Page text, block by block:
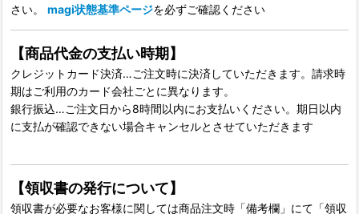
さい。 magi状態基準ページを必ずご確認ください
【商品代金の支払い時期】
クレジットカード決済…ご注文時に決済していただきます。請求時
期はご利用のカード会社ごとに異なります。
銀行振込…ご注文日から8時間以内にお支払いください。期日以内
に支払が確認できない場合キャンセルとさせていただきます
【領収書の発行について】
領収書が必要なお客様に関しては商品注文時「備考欄」にて「領収